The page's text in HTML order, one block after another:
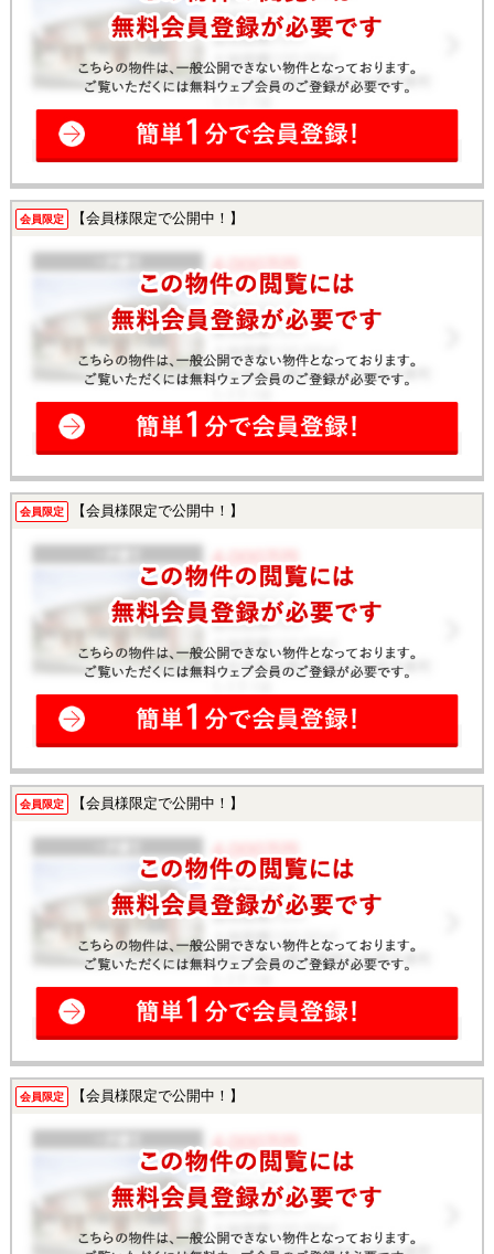
会員限定 【会員様限定で公開中！】
会員限定 【会員様限定で公開中！】
会員限定 【会員様限定で公開中！】
会員限定 【会員様限定で公開中！】